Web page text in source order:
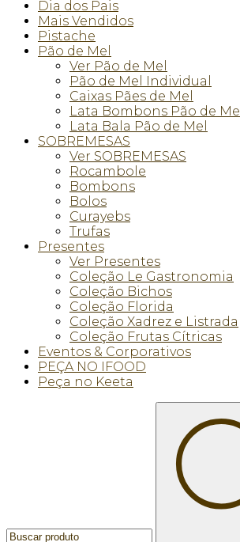
Dia dos Pais
Mais Vendidos
Pistache
Pão de Mel
Ver Pão de Mel
Pão de Mel Individual
Caixas Pães de Mel
Lata Bombons Pão de Mel
Lata Bala Pão de Mel
SOBREMESAS
Ver SOBREMESAS
Rocambole
Bombons
Bolos
Curayebs
Trufas
Presentes
Ver Presentes
Coleção Le Gastronomia
Coleção Bichos
Coleção Florida
Coleção Xadrez e Listrada
Coleção Frutas Cítricas
Eventos & Corporativos
PEÇA NO IFOOD
Peça no Keeta